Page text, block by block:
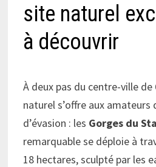
site naturel
à découvrir
À deux pas du centre-ville de
naturel s’offre aux
d’évasion : les Gorges du
remarquable se déploie à
18 hectares, sculpté par les